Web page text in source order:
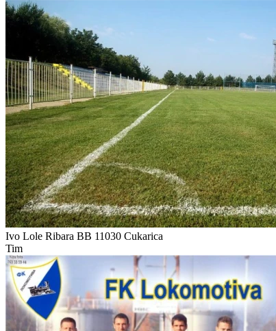
Ivo Lole Ribara BB 11030 Cukarica
Tim